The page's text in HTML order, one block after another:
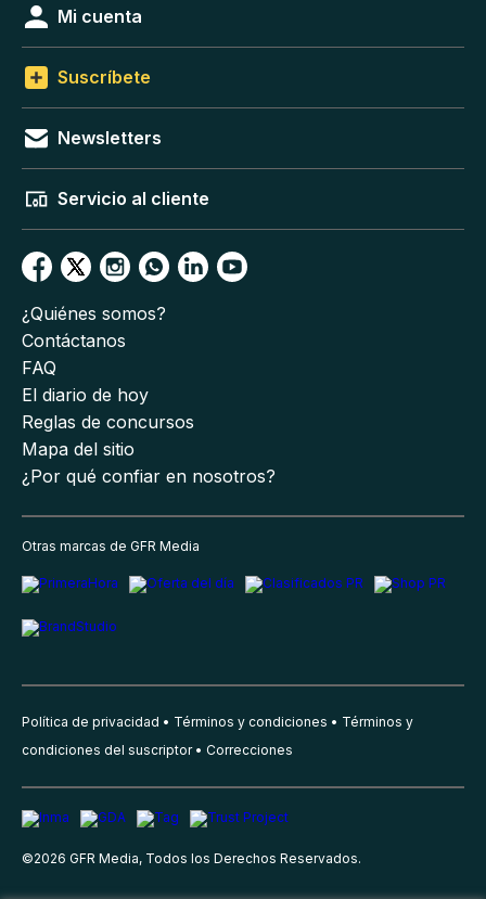
Mi cuenta
Suscríbete
Newsletters
Servicio al cliente
¿Quiénes somos?
Contáctanos
FAQ
El diario de hoy
Reglas de concursos
Mapa del sitio
¿Por qué confiar en nosotros?
Otras marcas de GFR Media
Política de privacidad Términos y condiciones
Términos y
condiciones del suscriptor
Correcciones
©2026 GFR Media, Todos los Derechos Reservados.